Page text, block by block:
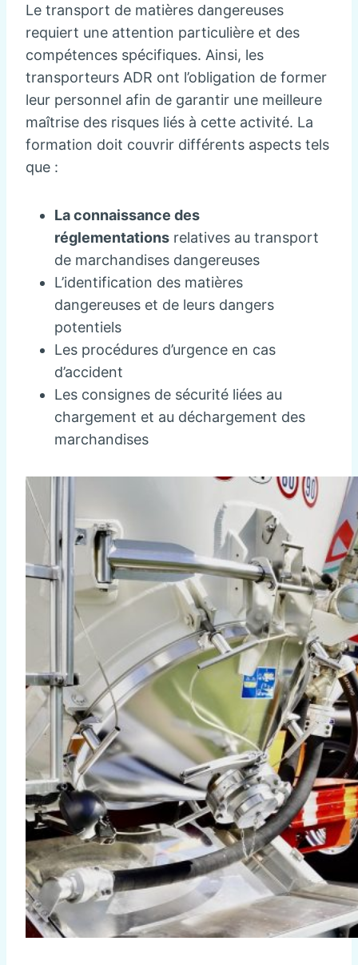
Le transport de matières dangereuses
requiert une attention particulière et des
compétences spécifiques. Ainsi, les
transporteurs ADR ont l’obligation de former
leur personnel afin de garantir une meilleure
maîtrise des risques liés à cette activité. La
formation doit couvrir différents aspects tels
que :
La connaissance des
réglementations relatives au transport
de marchandises dangereuses
L’identification des matières
dangereuses et de leurs dangers
potentiels
Les procédures d’urgence en cas
d’accident
Les consignes de sécurité liées au
chargement et au déchargement des
marchandises